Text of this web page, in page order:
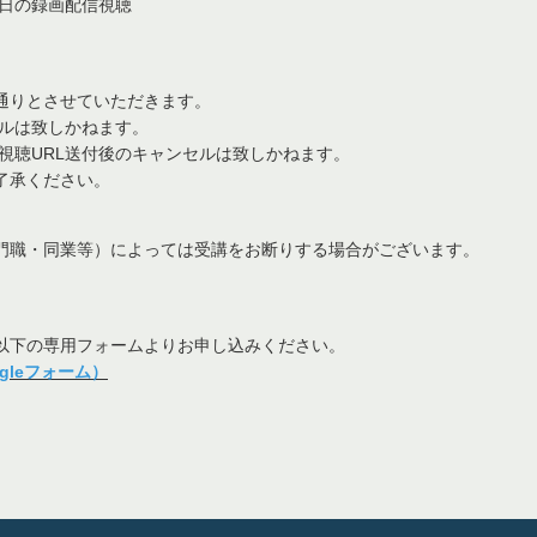
の録画配信視聴
とさせていただきます。
致しかねます。
URL送付後のキャンセルは致しかねます。
ください。
同業等）によっては受講をお断りする場合がございます。
下の専用フォームよりお申し込みください。
フォーム）